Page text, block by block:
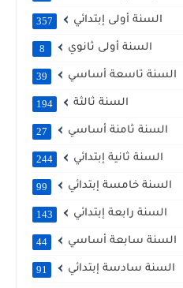
السنة أولى إبتدائي 357
السنة أولى ثانوي 8
السنة تاسعة أساسي 39
السنة ثالثة 194
السنة ثامنة أساسي 27
السنة ثانية إبتدائي 244
السنة خامسة إبتدائي 99
السنة رابعة إبتدائي 143
السنة سابعة أساسي 44
السنة سادسة إبتدائي 91